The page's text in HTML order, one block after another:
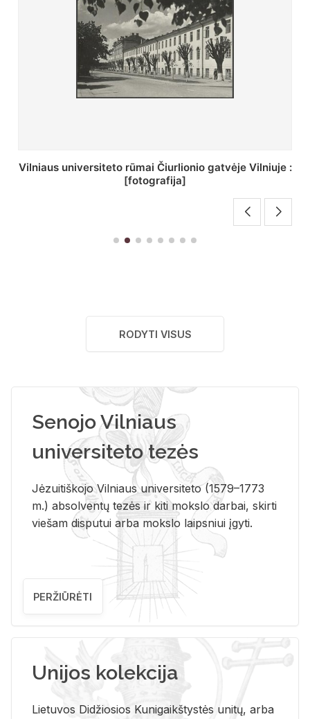
St. Batoro universiteto J. Pilsudskio kolegija :
[fotografija]
RODYTI VISUS
Senojo Vilniaus
universiteto tezės
Jėzuitiškojo Vilniaus universiteto (1579–1773
m.) absolventų tezės ir kiti mokslo darbai, skirti
viešam disputui arba mokslo laipsniui įgyti.
PERŽIŪRĖTI
Unijos kolekcija
Lietuvos Didžiosios Kunigaikštystės unitų, arba